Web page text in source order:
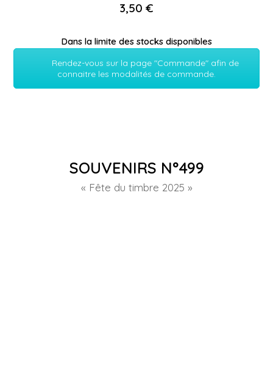
3,50 €
Dans la limite des stocks disponibles
Rendez-vous sur la page "Commande" afin de
connaitre les modalités de commande.
SOUVENIRS N°499
« Fête du timbre 2025 »